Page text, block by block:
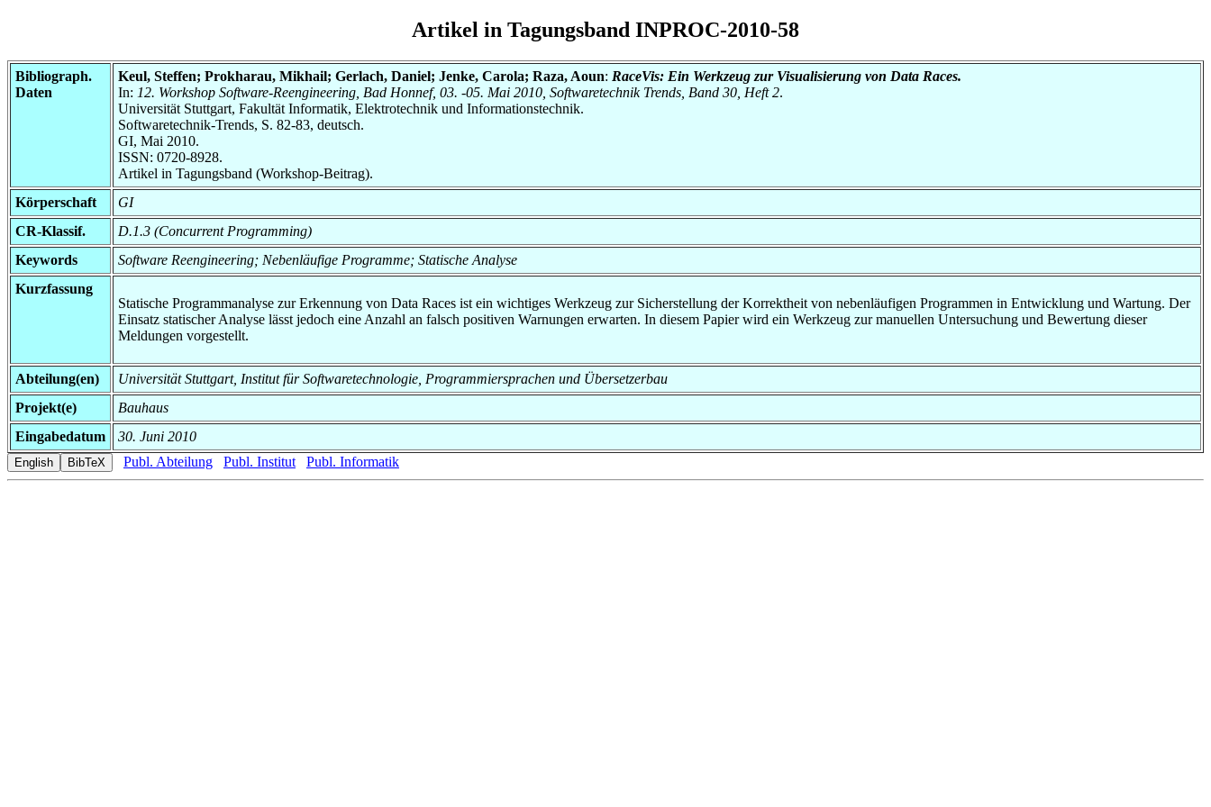
Artikel in Tagungsband INPROC-2010-58
Bibliograph.
Daten
Keul, Steffen; Prokharau, Mikhail; Gerlach, Daniel; Jenke, Carola; Raza, Aoun: RaceVis: Ein Werkzeug zur Visualisierung von Data Races.
In: 12. Workshop Software-Reengineering, Bad Honnef, 03. -05. Mai 2010, Softwaretechnik Trends, Band 30, Heft 2.
Universität Stuttgart, Fakultät Informatik, Elektrotechnik und Informationstechnik.
Softwaretechnik-Trends, S. 82-83, deutsch.
GI, Mai 2010.
ISSN: 0720-8928.
Artikel in Tagungsband (Workshop-Beitrag).
Körperschaft
GI
CR-Klassif.
D.1.3 (Concurrent Programming)
Keywords
Software Reengineering; Nebenläufige Programme; Statische Analyse
Kurzfassung
Statische Programmanalyse zur Erkennung von Data Races ist ein wichtiges Werkzeug zur Sicherstellung der Korrektheit von nebenläufigen Programmen in Entwicklung und Wartung. Der
Einsatz statischer Analyse lässt jedoch eine Anzahl an falsch positiven Warnungen erwarten. In diesem Papier wird ein Werkzeug zur manuellen Untersuchung und Bewertung dieser
Meldungen vorgestellt.
Abteilung(en)
Universität Stuttgart, Institut für Softwaretechnologie, Programmiersprachen und Übersetzerbau
Projekt(e)
Bauhaus
Eingabedatum
30. Juni 2010
Publ. Abteilung
Publ. Institut Publ. Informatik